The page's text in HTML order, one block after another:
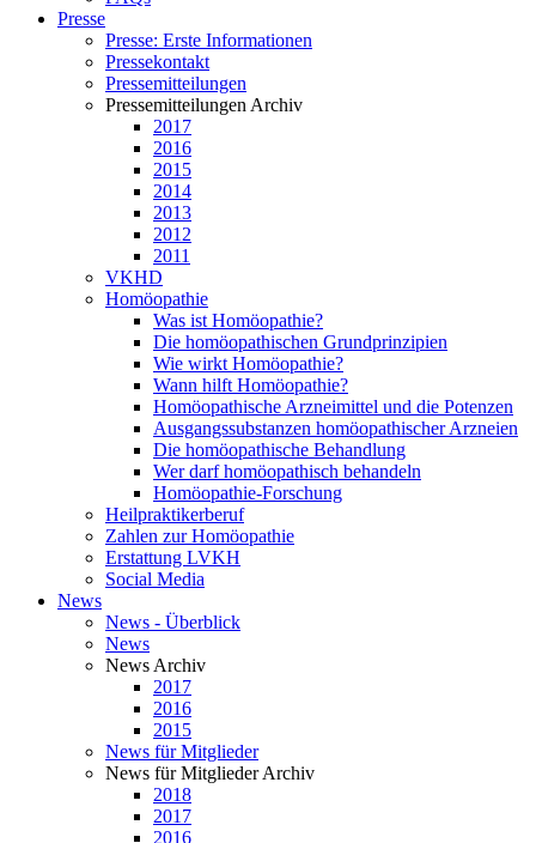
Presse
Presse: Erste Informationen
Pressekontakt
Pressemitteilungen
Pressemitteilungen Archiv
2017
2016
2015
2014
2013
2012
2011
VKHD
Homöopathie
Was ist Homöopathie?
Die homöopathischen Grundprinzipien
Wie wirkt Homöopathie?
Wann hilft Homöopathie?
Homöopathische Arzneimittel und die Potenzen
Ausgangssubstanzen homöopathischer Arzneien
Die homöopathische Behandlung
Wer darf homöopathisch behandeln
Homöopathie-Forschung
Heilpraktikerberuf
Zahlen zur Homöopathie
Erstattung LVKH
Social Media
News
News - Überblick
News
News Archiv
2017
2016
2015
News für Mitglieder
News für Mitglieder Archiv
2018
2017
2016